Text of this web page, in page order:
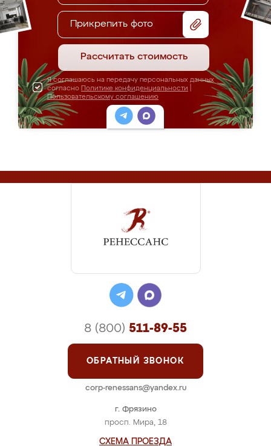
Прикрепить фото
Рассчитать стоимость
Я соглашаюсь на передачу персональных данных
согласно Политике конфиденциальности
Пользовательскому соглашению
г. Фрязино
просп. Мира, 18
СХЕМА ПРОЕЗДА
8 (800) 511-89-55
ОБРАТНЫЙ ЗВОНОК
corp-renessans@yandex.ru